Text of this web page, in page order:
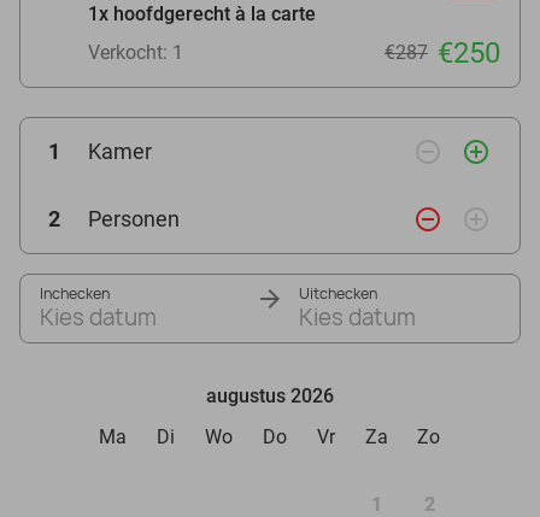
1x hoofdgerecht à la carte
Verkocht: 1 €287 €250
1 Kamer remove_circle_outline add_circle_outline
2 Personen remove_circle_outline add_circle_outline
Inchecken
Kies datum
Uitchecken
Kies datum
augustus 2026
Ma
Di Wo Do Vr Za Zo
1 2